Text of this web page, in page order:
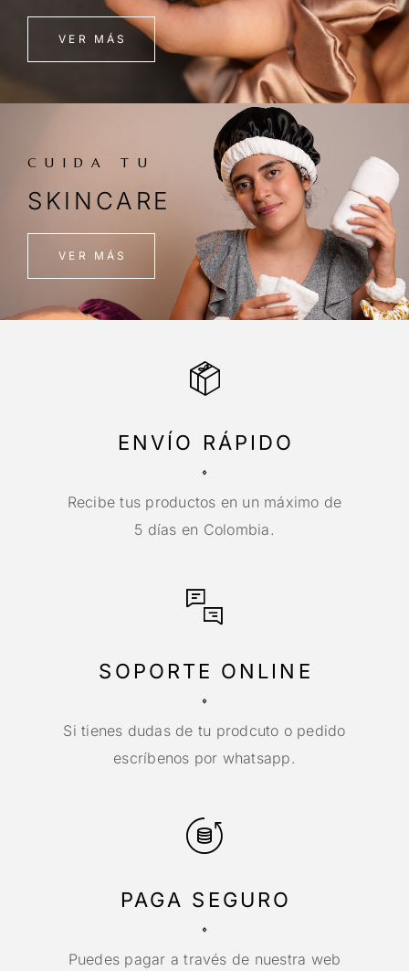
VER MÁS
CUIDA TU
SKINCARE
VER MÁS
ENVÍO RÁPIDO
Recibe tus productos en un máximo de
5 días en Colombia.
SOPORTE ONLINE
Si tienes dudas de tu prodcuto o pedido
escríbenos por whatsapp.
PAGA SEGURO
Puedes pagar a través de nuestra web